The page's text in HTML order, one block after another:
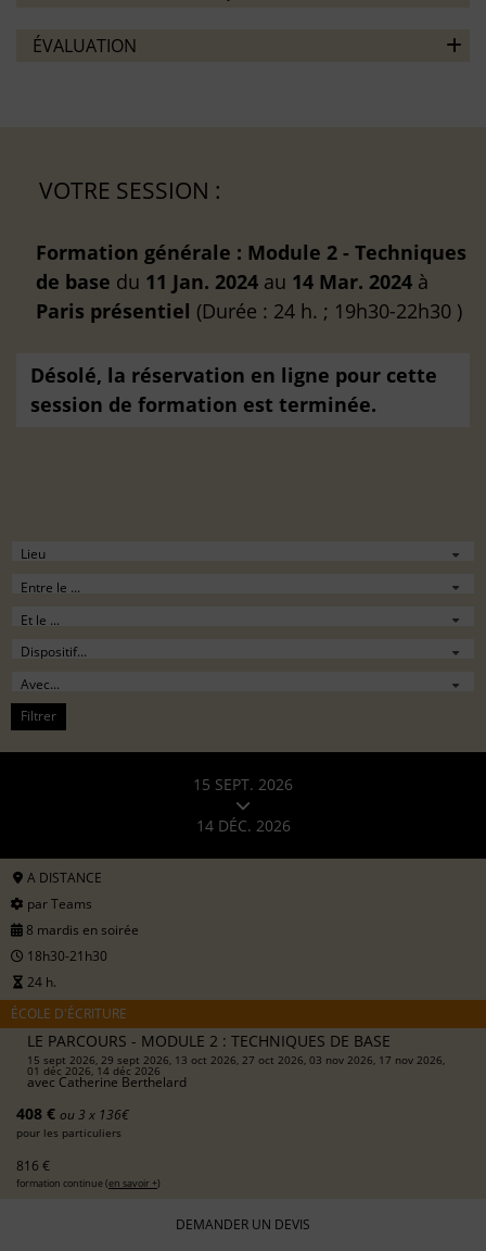
ÉVALUATION
VOTRE SESSION :
Formation générale : Module 2 - Techniques
de base du 11 Jan. 2024 au 14 Mar. 2024 à
Paris présentiel (Durée : 24 h. ; 19h30-22h30 )
Désolé, la réservation en ligne pour cette
session de formation est terminée.
Filtrer
15 SEPT. 2026
14 DÉC. 2026
A DISTANCE
par Teams
8 mardis en soirée
18h30-21h30
24 h.
ÉCOLE D'ÉCRITURE
LE PARCOURS - MODULE 2 : TECHNIQUES DE BASE
15 sept 2026, 29 sept 2026, 13 oct 2026, 27 oct 2026, 03 nov 2026, 17 nov 2026,
01 déc 2026, 14 déc 2026
avec Catherine Berthelard
408 € ou 3 x 136€
pour les particuliers
816 €
formation continue (en savoir +)
DEMANDER UN DEVIS